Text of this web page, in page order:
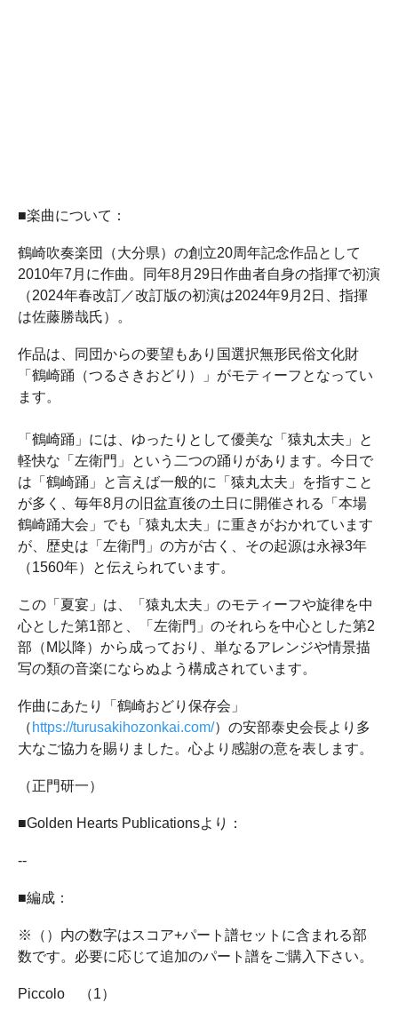
■楽曲について：
鶴崎吹奏楽団（大分県）の創立20周年記念作品として
2010年7月に作曲。同年8月29日作曲者自身の指揮で初演
（2024年春改訂／改訂版の初演は2024年9月2日、指揮
は佐藤勝哉氏）。
作品は、同団からの要望もあり国選択無形民俗文化財
「鶴崎踊（つるさきおどり）」がモティーフとなってい
ます。
「鶴崎踊」には、ゆったりとして優美な「猿丸太夫」と
軽快な「左衛門」という二つの踊りがあります。今日で
は「鶴崎踊」と言えば一般的に「猿丸太夫」を指すこと
が多く、毎年8月の旧盆直後の土日に開催される「本場
鶴崎踊大会」でも「猿丸太夫」に重きがおかれています
が、歴史は「左衛門」の方が古く、その起源は永禄3年
（1560年）と伝えられています。
この「夏宴」は、「猿丸太夫」のモティーフや旋律を中
心とした第1部と、「左衛門」のそれらを中心とした第2
部（M以降）から成っており、単なるアレンジや情景描
写の類の音楽にならぬよう構成されています。
作曲にあたり「鶴崎おどり保存会」
（ https://turusakihozonkai.com/）の安部泰史会長より多
大なご協力を賜りました。心より感謝の意を表します。
（正門研一）
■Golden Hearts Publicationsより：
--
■編成：
※（）内の数字はスコア+パート譜セットに含まれる部
数です。必要に応じて追加のパート譜をご購入下さい。
Piccolo （1）